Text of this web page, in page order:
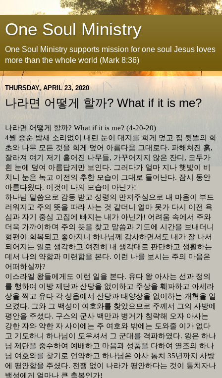
One Soul Ministry
One Soul Ministry supports mission for one soul Jesus loves
more than the whole world (Mark 8:36)
THURSDAY, APRIL 23, 2020
나라면 어떻게 할까? What if it is me?
나라면 어떻게 할까? What if it is me? (4-20-20)
4월 중순 밤새 소리없이 내린 눈이 대지를 희게 덮고 집 뒷뜰의 화
초와 나무 모든 것을 희게 덮어 아름다움 그대로다. 파해쳐진 흙,
잘라져 여기 저기 흩어진 나무들, 가꾸어지지 않은 잔디 , 모두가
흰 눈에 덮여 아름답게만 보인다. 그러다가 얼마 지나 햇빛이 비
치니 눈은 녹고 이전의 추한 모습이 그대로 들어난다. 잠시 동안
아름다웠다. 이것이 나의 모습이 아닌가!
하나님 말씀으로 감동 받고 성령의 만져주심으로 내 마음이 부드
러워지고 주의 뜻을 따라 사는 것 같더니 얼마 못가 다시 이전 욕
심과 자기 중심 고집에 빠지는 내가 아닌가! 어려움 속에서 주와
더욱 가까이하며 주의 뜻을 찾고 말씀과 기도에 시간을 보내더니
형편이 회복되고 좋아지니 하나님께 감사하면서도 내가 잘 나서
되어지는 일로 생각하고 여전히 내 생각대로 판단하고 생활하는
데서 나의 약함과 미련함을 본다. 이런 나를 보시는 주의 마음은
어떠하실까?
이스라엘 왕들에게도 이런 일을 본다. 유다 왕 아사는 선과 정의
를 행하여 이방 제단과 산당을 없이하고 주상을 훼파하고 아세라
상을 찍고 유다 각 성읍에서 산당과 태양상을 없이하는 개혁을 일
으켰다. 그와 그 백성이 여호와를 찾았으므로 주께서 그의 사방에
평안을 주셨다. 구스의 군사 백만과 병거가 침략해 오자 아사는
강한 자와 약한 자 사이에는 주 여호와 밖에는 도와줄 이가 없다
고 기도하니 하나님이 도우셔서 그 군대를 격파하였다. 왕은 하나
님 제단을 중수하여 예배하고 마음과 성품을 다하여 열조의 하나
님 여호와를 찾기로 언약하고 하나님은 아사 통치 35년까지 사방
에 평안함을 주셨다. 전쟁 없이 나라가 평안하다는 것이 통치자나
백성에게 얼마나 큰 축복인가!